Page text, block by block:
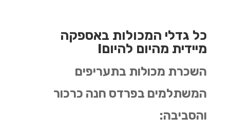
כל גדלי המכולות באספקה
מיידית מהיום להיום!
השכרת מכולות בתעריפים
המשתלמים בפרדס חנה כרכור
והסביבה: